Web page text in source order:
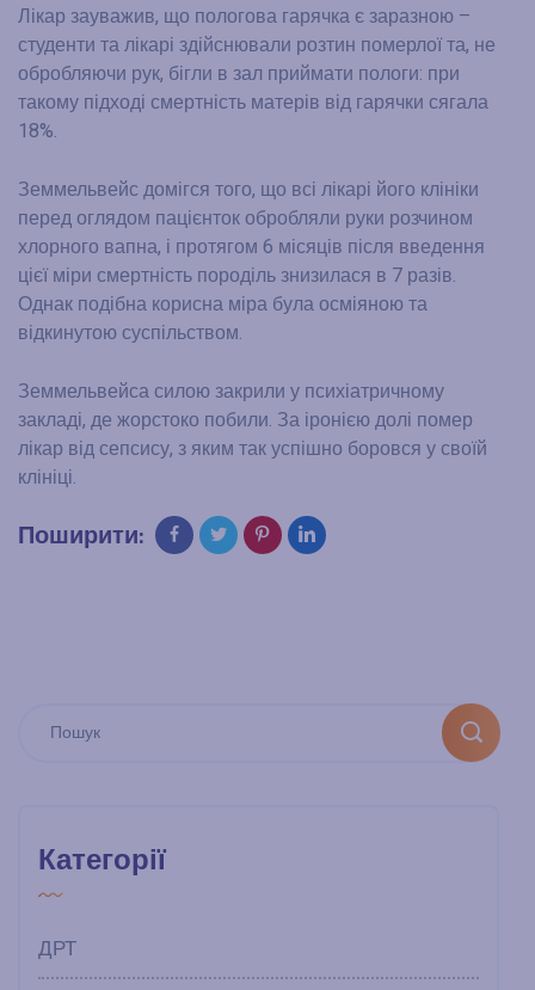
Лікар зауважив, що пологова гарячка є заразною –
студенти та лікарі здійснювали розтин померлої та, не
обробляючи рук, бігли в зал приймати пологи: при
такому підході смертність матерів від гарячки сягала
18%.
Земмельвейс домігся того, що всі лікарі його клініки
перед оглядом пацієнток обробляли руки розчином
хлорного вапна, і протягом 6 місяців після введення
цієї міри смертність породіль знизилася в 7 разів.
Однак подібна корисна міра була осміяною та
відкинутою суспільством.
Земмельвейса силою закрили у психіатричному
закладі, де жорстоко побили. За іронією долі помер
лікар від сепсису, з яким так успішно боровся у своїй
клініці.
Поширити:
Категорії
ДРТ